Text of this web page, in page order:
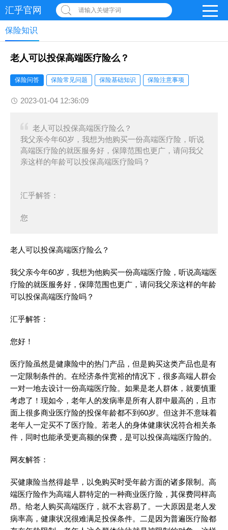
汇乎官网 请输入关键字词
保险知识
老人可以投保高端医疗险么？
保险问答 保险常见问题 保险基础知识 保险注意事项
2023-01-04 12:36:09
老人可以投保高端医疗险么？
我父亲今年60岁，我想为他购买一份高端医疗险，听说
高端医疗险的就医服务好，保障范围也更广，请问我父
亲这样的年龄可以投保高端医疗险吗？
汇乎解答：
您
老人可以投保高端医疗险么？
我父亲今年60岁，我想为他购买一份高端医疗险，听说高端医
疗险的就医服务好，保障范围也更广，请问我父亲这样的年龄
可以投保高端医疗险吗？
汇乎解答：
您好！
医疗险虽然是健康险中的热门产品，但是购买这类产品也是有
一定限制条件的。在经济条件宽裕的情况下，很多高端人群会
一对一地去设计一份高端医疗险。如果是老人群体，就要慎重
考虑了！现如今，老年人的发病率是所有人群中最高的，且市
面上很多商业医疗险的投保年龄都不到60岁。但这并不意味着
老年人一定买不了医疗险。若老人的身体健康状况符合相关条
件，同时也能承受更高额的保费，是可以投保高端医疗险的。
网友解答：
买健康险当然得趁早，以免购买时受年龄方面的诸多限制。高
端医疗险作为高端人群特定的一种商业医疗险，其保费同样高
昂。给老人购买高端医疗，就不太容易了。一大原因是老人发
病率高，健康状况很难满足投保条件。二是因为普遍医疗险都